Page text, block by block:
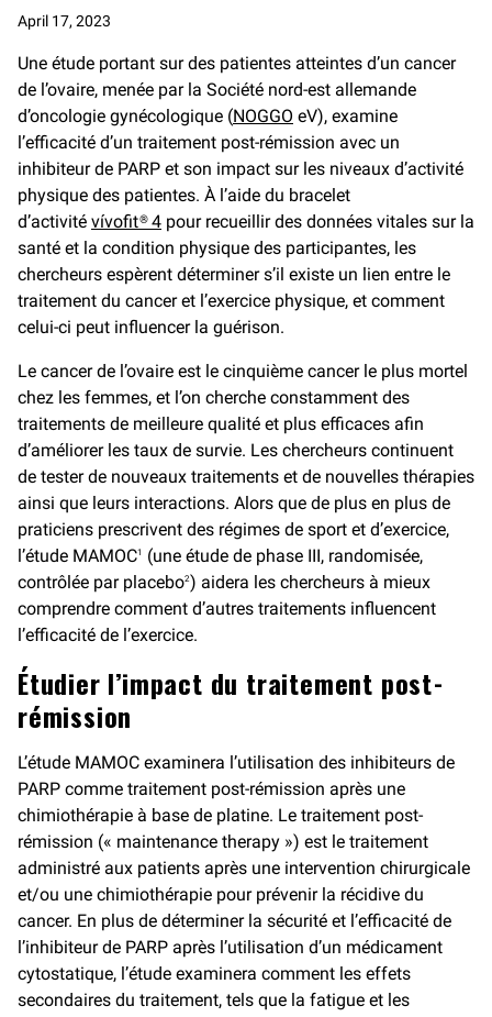
April 17, 2023
Une étude portant sur des patientes atteintes d’un cancer
de l’ovaire, menée par la Société nord-est allemande
d’oncologie gynécologique (NOGGO eV), examine
l’efficacité d’un traitement post-rémission avec un
inhibiteur de PARP et son impact sur les niveaux d’activité
physique des patientes. À l’aide du bracelet
d’activité vívofit® 4 pour recueillir des données vitales sur la
santé et la condition physique des participantes, les
chercheurs espèrent déterminer s’il existe un lien entre le
traitement du cancer et l’exercice physique, et comment
celui-ci peut influencer la guérison.
Le cancer de l’ovaire est le cinquième cancer le plus mortel
chez les femmes, et l’on cherche constamment des
traitements de meilleure qualité et plus efficaces afin
d’améliorer les taux de survie. Les chercheurs continuent
de tester de nouveaux traitements et de nouvelles thérapies
ainsi que leurs interactions. Alors que de plus en plus de
praticiens prescrivent des régimes de sport et d’exercice,
l’étude MAMOC1
(une étude de phase III, randomisée,
contrôlée par placebo2) aidera les chercheurs à mieux
comprendre comment d’autres traitements influencent
l’efficacité de l’exercice.
Étudier l’impact du traitement post-
rémission
L’étude MAMOC examinera l’utilisation des inhibiteurs de
PARP comme traitement post-rémission après une
chimiothérapie à base de platine. Le traitement post-
rémission (« maintenance therapy ») est le traitement
administré aux patients après une intervention chirurgicale
et/ou une chimiothérapie pour prévenir la récidive du
cancer. En plus de déterminer la sécurité et l’efficacité de
l’inhibiteur de PARP après l’utilisation d’un médicament
cytostatique, l’étude examinera comment les effets
secondaires du traitement, tels que la fatigue et les